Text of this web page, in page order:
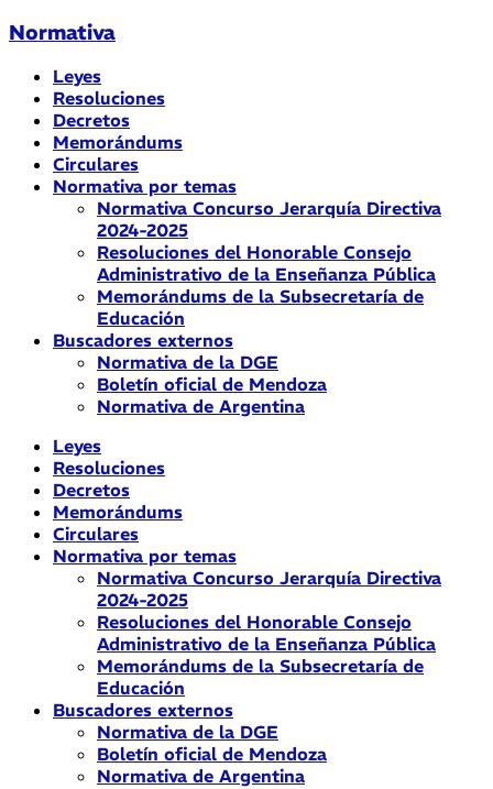
Normativa
Leyes
Resoluciones
Decretos
Memorándums
Circulares
Normativa por temas
Normativa Concurso Jerarquía Directiva
2024-2025
Resoluciones del Honorable Consejo
Administrativo de la Enseñanza Pública
Memorándums de la Subsecretaría de
Educación
Buscadores externos
Normativa de la DGE
Boletín oficial de Mendoza
Normativa de Argentina
Leyes
Resoluciones
Decretos
Memorándums
Circulares
Normativa por temas
Normativa Concurso Jerarquía Directiva
2024-2025
Resoluciones del Honorable Consejo
Administrativo de la Enseñanza Pública
Memorándums de la Subsecretaría de
Educación
Buscadores externos
Normativa de la DGE
Boletín oficial de Mendoza
Normativa de Argentina